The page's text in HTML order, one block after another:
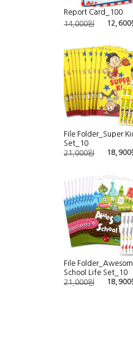
Report Card_100
14,000원
12,600
File Folder_Super
Set_10
21,000원
18,900
File
School Life Set_10
21,000원
18,900